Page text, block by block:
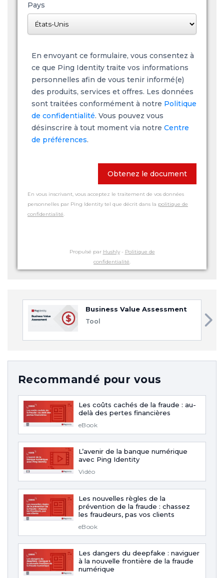
Pays
En envoyant ce formulaire, vous consentez à
ce que Ping Identity traite vos informations
personnelles afin de vous tenir informé(e)
des produits, services et offres. Les données
sont traitées conformément à notre Politique
de confidentialité. Vous pouvez vous
désinscrire à tout moment via notre Centre
de préférences.
Obtenez le document
En vous inscrivant, vous acceptez le traitement de vos données
personnelles par Ping Identity tel que décrit dans la politique de
confidentialité.
Propulsé par Hushly- Politique de
confidentialité.
Business Value Assessment
Tool
Recommandé pour vous
Les coûts cachés de la fraude : au-
delà des pertes financières
eBook
L’avenir de la banque numérique
avec Ping Identity
Vidéo
Les nouvelles règles de la
prévention de la fraude : chassez
les fraudeurs, pas vos clients
eBook
Les dangers du deepfake : naviguer
à la nouvelle frontière de la fraude
numérique